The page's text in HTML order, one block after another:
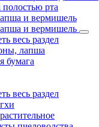
полостью рта
и вермишель
и вермишель
весь раздел
лапша
бумага
весь раздел